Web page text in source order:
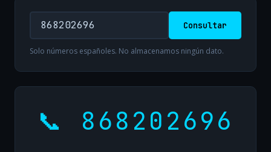
Consultar
Solo números españoles. No almacenamos ningún dato.
📞 868202696